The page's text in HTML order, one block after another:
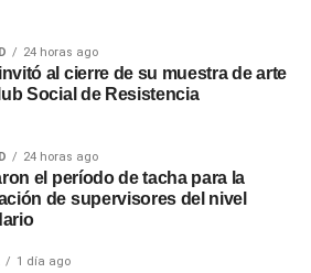
24 horas ago
al cierre de su muestra de arte
Social de Resistencia
24 horas ago
el período de tacha para la
de supervisores del nivel
1 día ago